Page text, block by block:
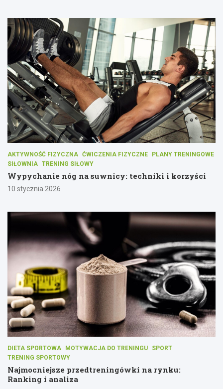
AKTYWNOŚĆ FIZYCZNA ĆWICZENIA FIZYCZNE
PLANY TRENINGOWE
SIŁOWNIA TRENING SIŁOWY
Wypychanie nóg na suwnicy: techniki i korzyści
10 stycznia 2026
DIETA SPORTOWA MOTYWACJA DO TRENINGU
SPORT
TRENING SPORTOWY
Najmocniejsze przedtreningówki na rynku:
Ranking i analiza